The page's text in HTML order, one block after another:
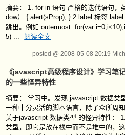
摘要： 1. for in 语句 严格的迭代语句，
dow） { alert(sProp); } 2.label 标签
跳出。例如 outermost: for(var
5) ...
阅读全文
posted @ 2008-05-08 20:19
《javascript高级程序设计》学习笔
的一些怪异特性
摘要： 学习中。发现 javascript 数据类
一种十分灵活的脚本语言，除了众所周
关于javascript 数据类型 的怪异特性：
类型，即它是放在栈中而不是堆中的，